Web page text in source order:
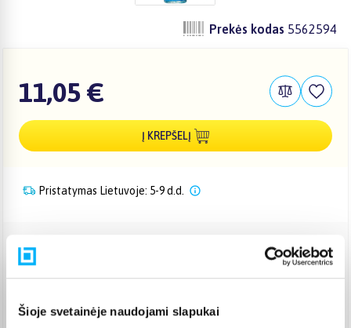
Šioje svetainėje naudojami slapukai
Prekės kodas 5562594
11,05 €
Į KREPŠELĮ
Pristatymas Lietuvoje: 5-9 d.d.
Venipak kurjeris (2,99 €)